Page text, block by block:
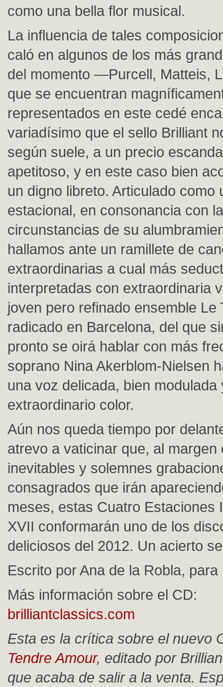
como una bella flor musical.
La influencia de tales
caló en algunos de los más
del momento —Purcell,
que se encuentran
representados en este cedé
variadísimo que el sello Brilliant
según suele, a un precio
apetitoso, y en este caso bien
un digno libreto. Articulado como
estacional, en consonancia con
circunstancias de su
hallamos ante un ramillete de
extraordinarias a cual más
interpretadas con extraordinaria
joven pero refinado ensemble Le
radicado en Barcelona, del que
pronto se oirá hablar con más
soprano Nina Akerblom-Nielsen
una voz delicada, bien modulada
extraordinario color.
Aún nos queda tiempo por
atrevo a vaticinar que, al margen
inevitables y solemnes
consagrados que irán
meses, estas Cuatro Estaciones
XVII conformarán uno de los
deliciosos del 2012. Un acierto
Escrito por Ana de la Robla,
Más información sobre el CD:
brilliantclassics.com
Esta es la crítica sobre el nuevo
Tendre Amour, editado por
que acaba de salir a la venta.